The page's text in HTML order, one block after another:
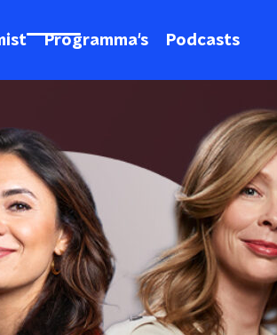
Programma's Podcasts